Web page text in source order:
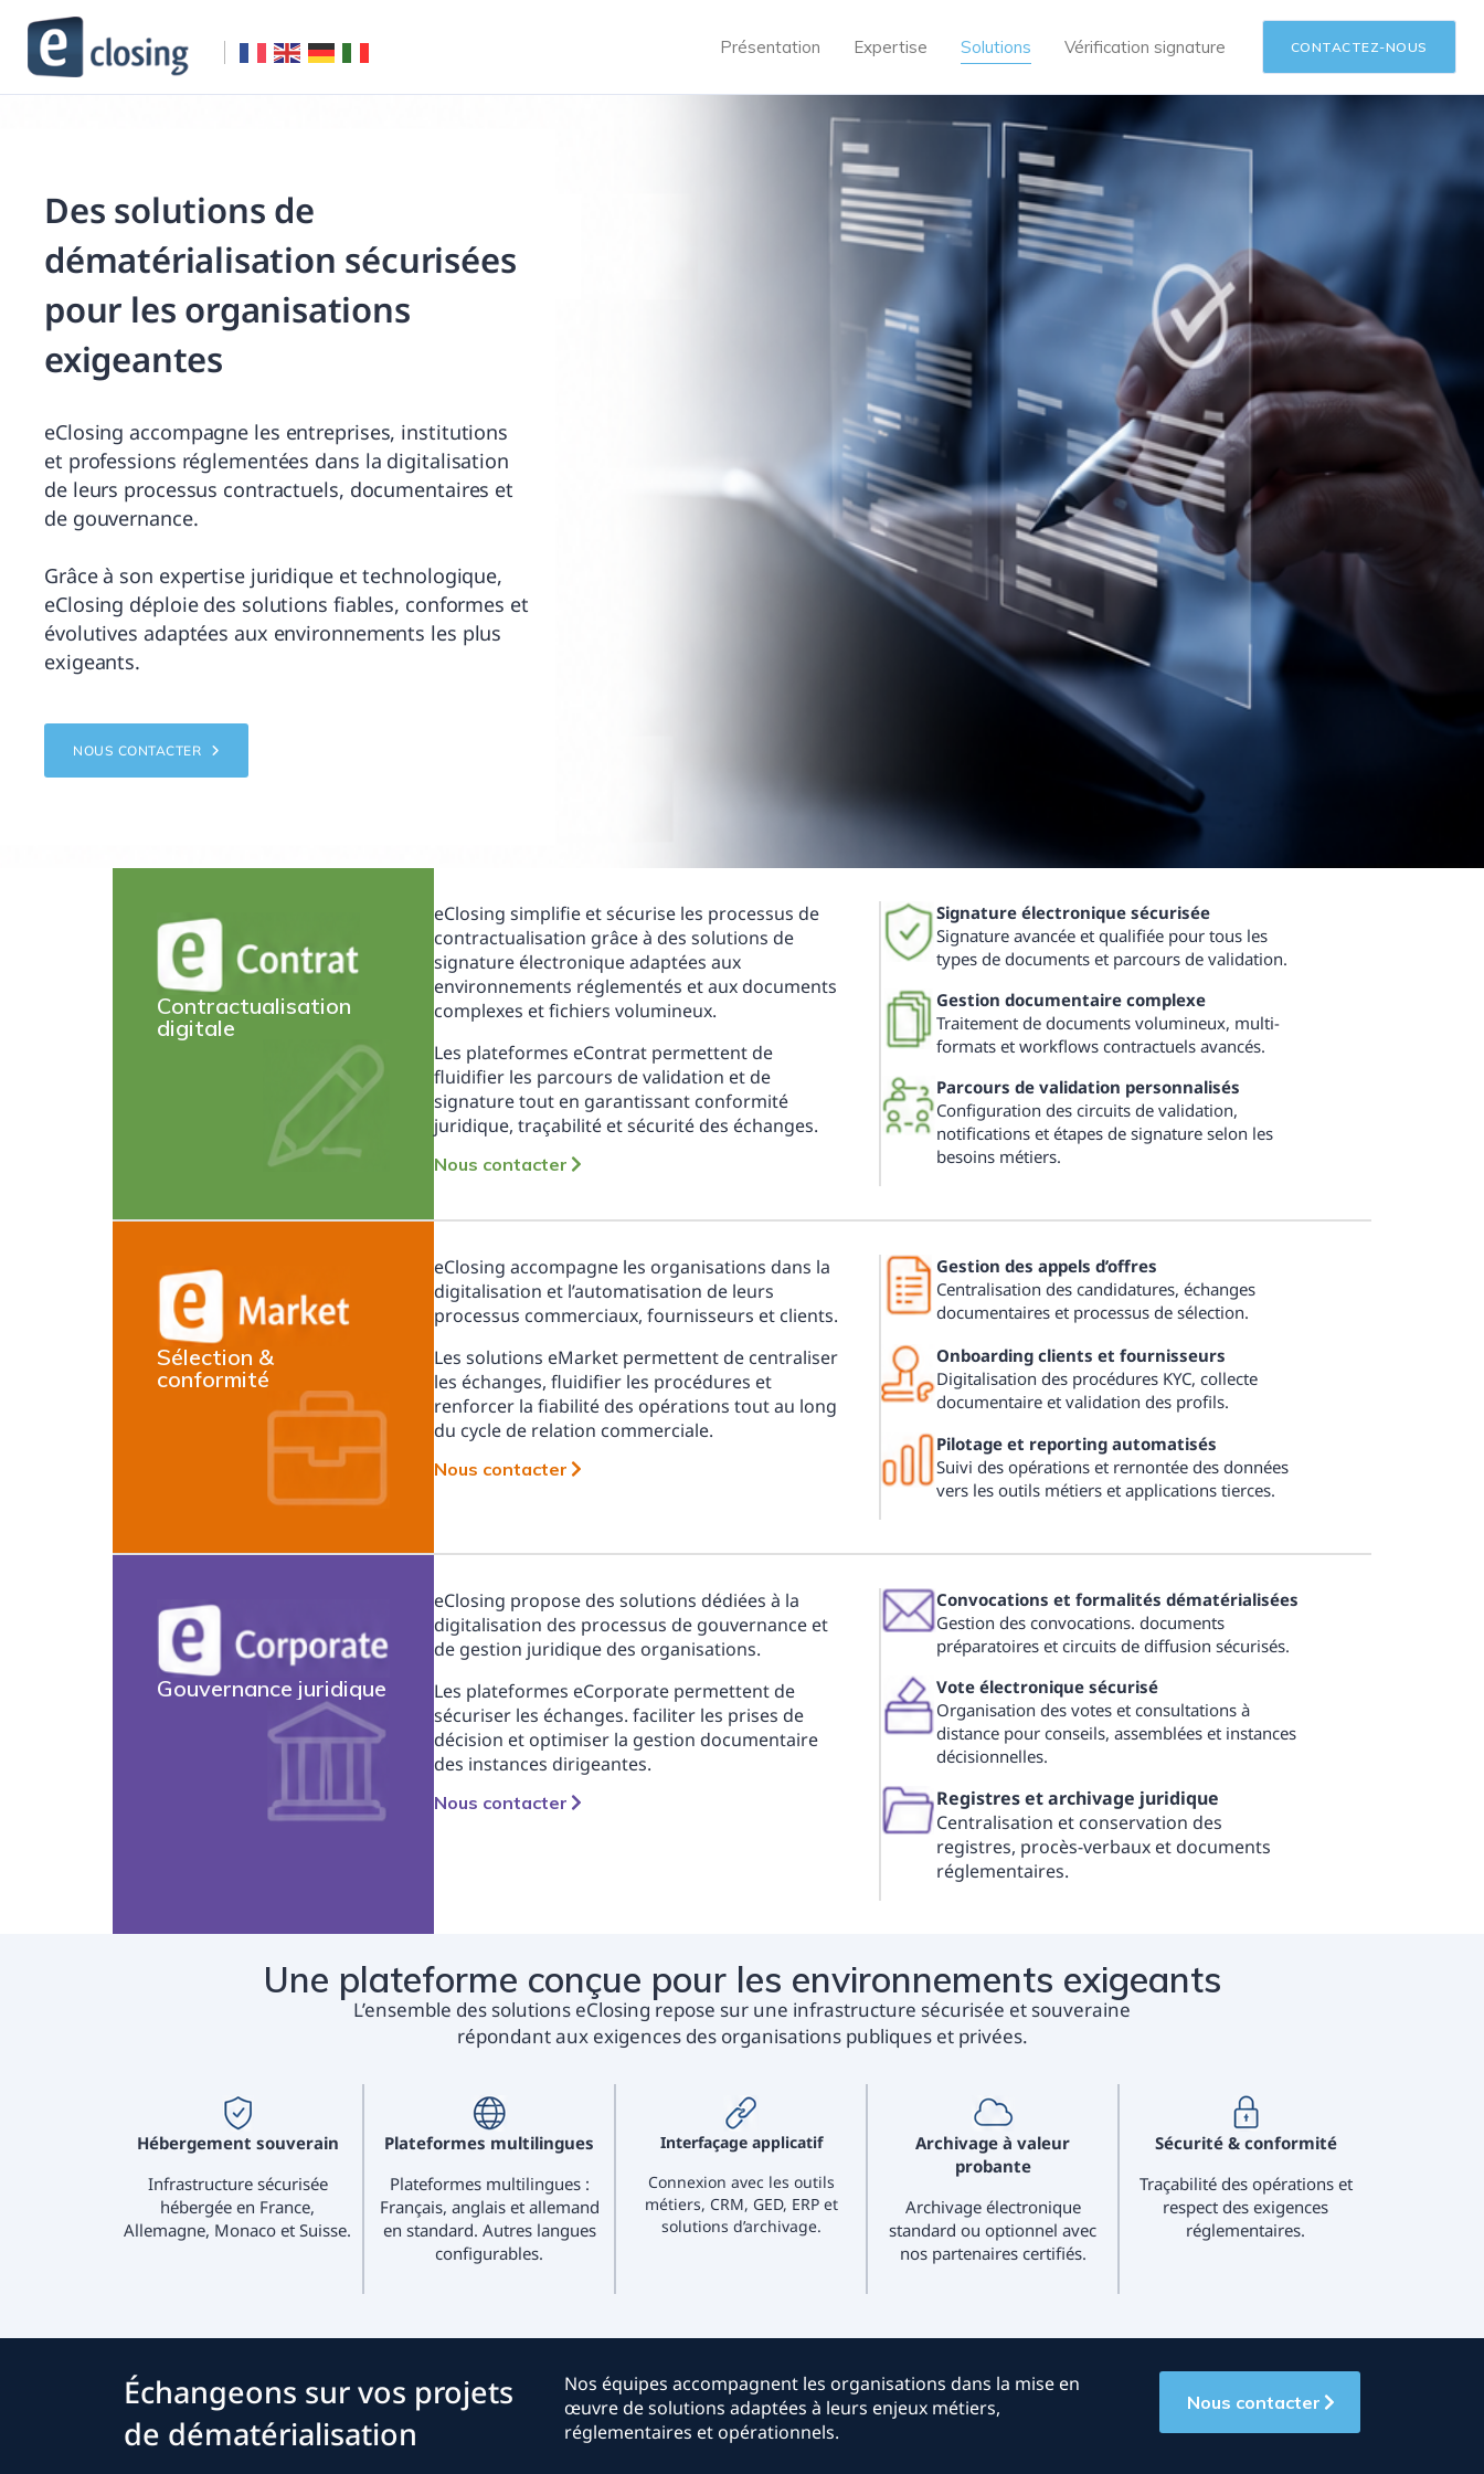
Présentation Expertise Solutions Vérification signature CONTACTEZ-NOUS
Des solutions de
dématérialisation sécurisées
pour les organisations
exigeantes
eClosing accompagne les entreprises, institutions
et professions réglementées dans la digitalisation
de leurs processus contractuels, documentaires et
de gouvernance.
Grâce à son expertise juridique et technologique,
eClosing déploie des solutions fiables, conformes et
évolutives adaptées aux environnements les plus
exigeants.
NOUS CONTACTER
Contractualisation
digitale
eClosing simplifie et sécurise les processus de
contractualisation grâce à des solutions de
signature électronique adaptées aux
environnements réglementés et aux documents
complexes et fichiers volumineux.
Les plateformes eContrat permettent de
fluidifier les parcours de validation et de
signature tout en garantissant conformité
juridique, traçabilité et sécurité des échanges.
Nous contacter
Signature électronique sécurisée
Signature avancée et qualifiée pour tous les
types de documents et parcours de validation.
Gestion documentaire complexe
Traitement de documents volumineux, multi-
formats et workflows contractuels avancés.
Parcours de validation personnalisés
Configuration des circuits de validation,
notifications et étapes de signature selon les
besoins métiers.
Sélection &
conformité
eClosing accompagne les organisations dans la
digitalisation et l’automatisation de leurs
processus commerciaux, fournisseurs et clients.
Les solutions eMarket permettent de centraliser
les échanges, fluidifier les procédures et
renforcer la fiabilité des opérations tout au long
du cycle de relation commerciale.
Nous contacter
Gestion des appels d’offres
Centralisation des candidatures, échanges
documentaires et processus de sélection.
Onboarding clients et fournisseurs
Digitalisation des procédures KYC, collecte
documentaire et validation des profils.
Pilotage et reporting automatisés
Suivi des opérations et rernontée des données
vers les outils métiers et applications tierces.
Gouvernance juridique
eClosing propose des solutions dédiées à la
digitalisation des processus de gouvernance et
de gestion juridique des organisations.
Les plateformes eCorporate permettent de
sécuriser les échanges. faciliter les prises de
décision et optimiser la gestion documentaire
des instances dirigeantes.
Nous contacter
Convocations et formalités dématérialisées
Gestion des convocations. documents
préparatoires et circuits de diffusion sécurisés.
Vote électronique sécurisé
Organisation des votes et consultations à
distance pour conseils, assemblées et instances
décisionnelles.
Registres et archivage juridique
Centralisation et conservation des
registres, procès-verbaux et documents
réglementaires.
Une plateforme conçue pour les environnements exigeants
L’ensemble des solutions eClosing repose sur une infrastructure sécurisée et souveraine
répondant aux exigences des organisations publiques et privées.
Hébergement souverain
Infrastructure sécurisée
hébergée en France,
Allemagne, Monaco et Suisse.
Plateformes multilingues
Plateformes multilingues :
Français, anglais et allemand
en standard. Autres langues
configurables.
Interfaçage applicatif
Connexion avec les outils
métiers, CRM, GED, ERP et
solutions d’archivage.
Archivage à valeur
probante
Archivage électronique
standard ou optionnel avec
nos partenaires certifiés.
Sécurité & conformité
Traçabilité des opérations et
respect des exigences
réglementaires.
Échangeons sur vos projets
de dématérialisation
Nos équipes accompagnent les organisations dans la mise en
œuvre de solutions adaptées à leurs enjeux métiers,
réglementaires et opérationnels.
Nous contacter